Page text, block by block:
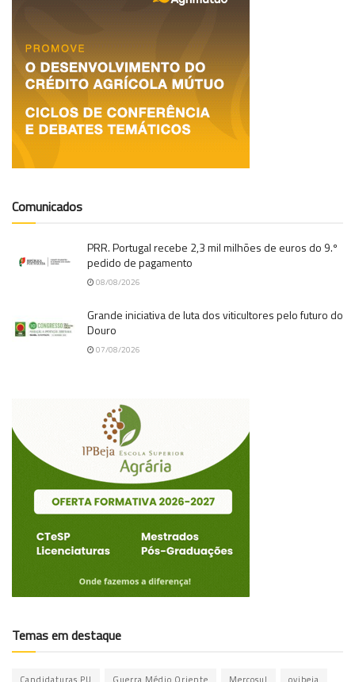
Comunicados
PRR. Portugal recebe 2,3 mil milhões de euros do 9.º
pedido de pagamento
08/08/2026
Grande iniciativa de luta dos viticultores pelo futuro do
Douro
07/08/2026
Temas em destaque